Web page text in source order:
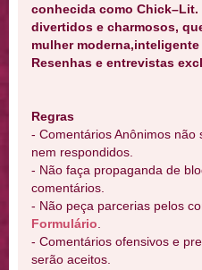
conhecida como Chick–Lit.
divertidos e charmosos,
mulher
Resenhas e entrevistas
Regras
- Comentários Anônimos não
nem respondidos.
- Não faça propaganda de
comentários.
- Não peça parcerias pelos
Formulário
- Comentários ofensivos e
serão aceitos.